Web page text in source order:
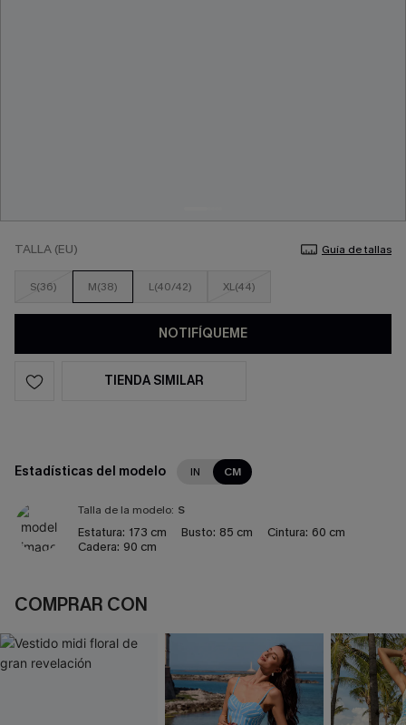
TALLA (EU) Guía de tallas
S(36) M(38) L(40/42) XL(44)
NOTIFÍQUEME
TIENDA SIMILAR
Estadísticas del modelo IN CM
Talla de la modelo: S
Estatura: 173 cm Busto: 85 cm Cintura: 60 cm
Cadera: 90 cm
COMPRAR CON